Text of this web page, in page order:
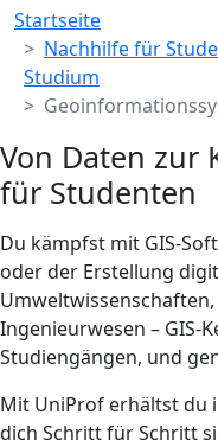
Breadcrumb
Startseite
Nachhilfe für
Studium
Von Daten zur
für Studenten
Du kämpfst mit GIS-
oder der Erstellung
Ingenieurwesen – GIS-
Studiengängen, und
Mit UniProf erhältst du
dich Schritt für Schritt